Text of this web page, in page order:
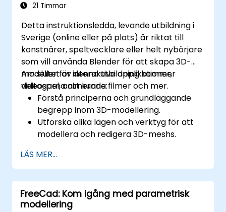
21 Timmar
Detta instruktionsledda, levande utbildning i
Sverige (online eller på plats) är riktat till
konstnärer, speltvecklare eller helt nybörjare
som vill använda Blender för att skapa 3D-
modeller för interaktiva applikationer,
videospel, animerade filmer och mer.
Am slutet av denna utbildning kommer
deltagarna att kunna:
Förstå principerna och grundläggande
begrepp inom 3D-modellering.
Utforska olika lägen och verktyg för att
modellera och redigera 3D-meshs.
uppveckling, skulptur och målning av 3D-
modeller samt rendering.
LÄS MER...
FreeCad: Kom igång med parametrisk
modellering